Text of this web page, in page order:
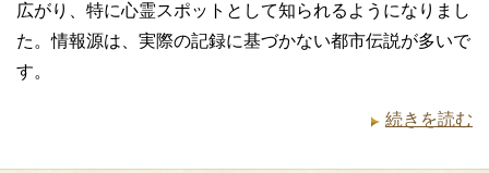
広がり、特に心霊スポットとして知られるようになりまし
た。情報源は、実際の記録に基づかない都市伝説が多いで
す。
続きを読む